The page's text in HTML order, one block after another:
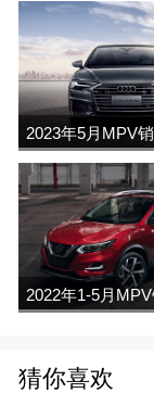
猜你喜欢